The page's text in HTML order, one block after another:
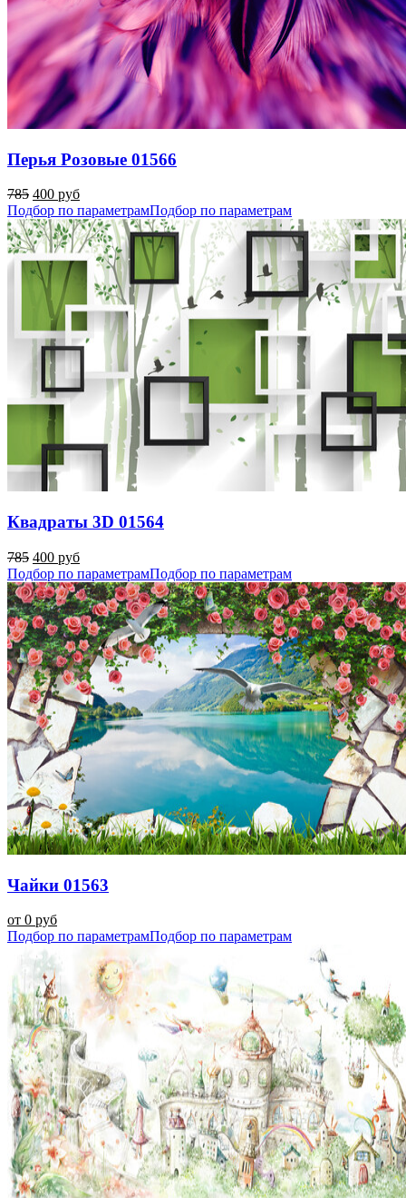
Перья Розовые 01566
785 400 руб
Подбор по параметрамПодбор по параметрам
Квадраты 3D 01564
785 400 руб
Подбор по параметрамПодбор по параметрам
Чайки 01563
от 0 руб
Подбор по параметрамПодбор по параметрам